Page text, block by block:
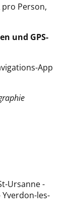
pro Person,
und GPS-
App
Ursanne -
Yverdon-les-